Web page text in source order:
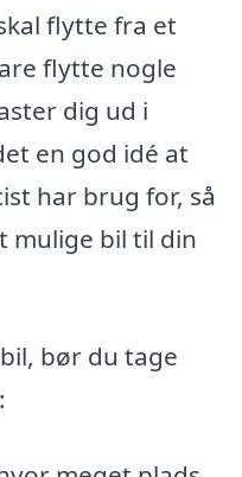
flytte fra et
flytte nogle
dig ud i
en god idé at
har brug for, så
mulige bil til din
bør du tage